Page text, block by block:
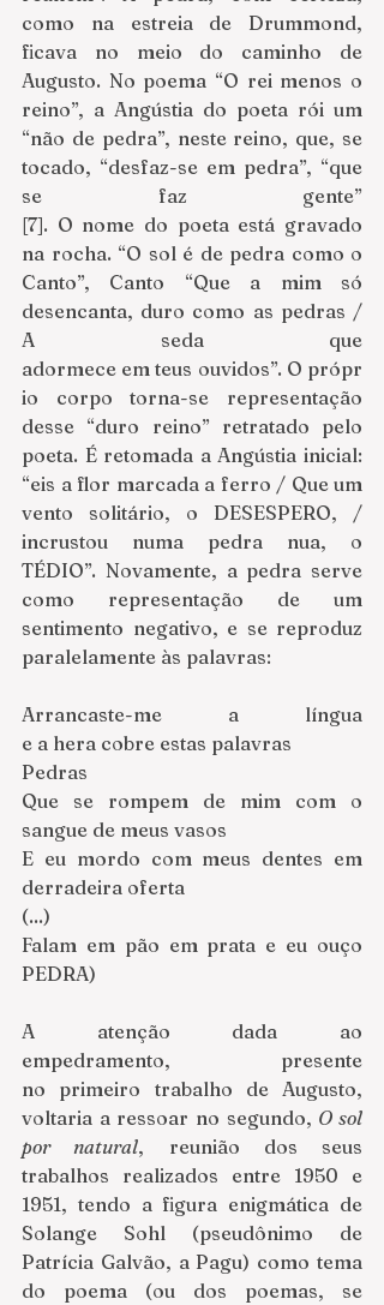
como na estreia de Drummond,
ficava no meio do caminho de
Augusto. No poema “O rei menos o
reino”, a Angústia do poeta rói um
“não de pedra”, neste reino, que, se
tocado, “desfaz-se em pedra”, “que
se faz gente”
[7]. O nome do poeta está gravado
na rocha. “O sol é de pedra como o
Canto”, Canto “Que a mim só
desencanta, duro como as pedras /
A seda que
adormece em teus ouvidos”. O própr
io corpo torna-se representação
desse “duro reino” retratado pelo
poeta. É retomada a Angústia inicial:
“eis a flor marcada a ferro / Que um
vento solitário, o DESESPERO, /
incrustou numa pedra nua, o
TÉDIO”. Novamente, a pedra serve
como representação de um
sentimento negativo, e se reproduz
paralelamente às palavras:
Arrancaste-me a língua
e a hera cobre estas palavras
Pedras
Que se rompem de mim com o
sangue de meus vasos
E eu mordo com meus dentes em
derradeira oferta
(...)
Falam em pão em prata e eu ouço
PEDRA)
A atenção dada ao
empedramento, presente
no primeiro trabalho de Augusto,
voltaria a ressoar no segundo, O sol
por natural, reunião dos seus
trabalhos realizados entre 1950 e
1951, tendo a figura enigmática de
Solange Sohl (pseudônimo de
Patrícia Galvão, a Pagu) como tema
do poema (ou dos poemas, se